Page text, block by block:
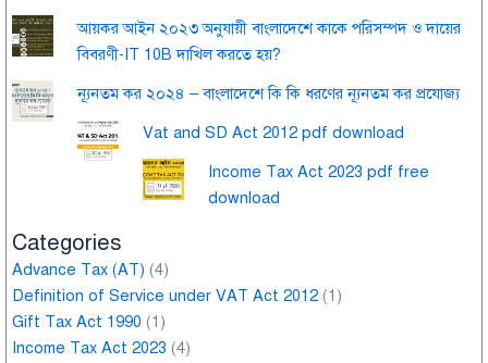
আয়কর আইন ২০২৩ অনুযায়ী বাংলাদেশে কাকে পরিসম্পদ ও দায়ের
বিবরণী-IT 10B দাখিল করতে হয়?
ন্যূনতম কর ২০২৪ – বাংলাদেশে কি কি ধরণের ন্যূনতম কর প্রযোজ্য
Vat and SD Act 2012 pdf download
Income Tax Act 2023 pdf free
download
Categories
Advance Tax (AT) (4)
Definition of Service under VAT Act 2012 (1)
Gift Tax Act 1990 (1)
Income Tax Act 2023 (4)